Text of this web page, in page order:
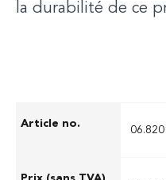
la durabilité de ce